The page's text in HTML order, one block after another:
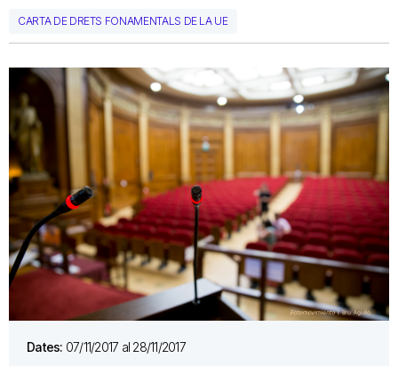
CARTA DE DRETS FONAMENTALS DE LA UE
Dates: 07/11/2017 al 28/11/2017